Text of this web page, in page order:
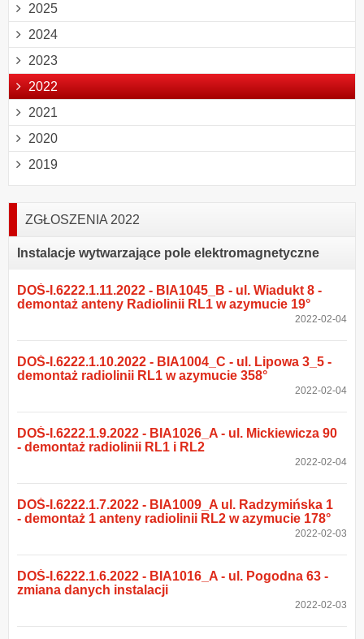
2025
2024
2023
2022
2021
2020
2019
ZGŁOSZENIA 2022
Instalacje wytwarzające pole elektromagnetyczne
DOŚ-I.6222.1.11.2022 - BIA1045_B - ul. Wiadukt 8 -
demontaż anteny Radiolinii RL1 w azymucie 19°
2022-02-04
DOŚ-I.6222.1.10.2022 - BIA1004_C - ul. Lipowa 3_5 -
demontaż radiolinii RL1 w azymucie 358°
2022-02-04
DOŚ-I.6222.1.9.2022 - BIA1026_A - ul. Mickiewicza 90
- demontaż radiolinii RL1 i RL2
2022-02-04
DOŚ-I.6222.1.7.2022 - BIA1009_A ul. Radzymińska 1
- demontaż 1 anteny radiolinii RL2 w azymucie 178°
2022-02-03
DOŚ-I.6222.1.6.2022 - BIA1016_A - ul. Pogodna 63 -
zmiana danych instalacji
2022-02-03